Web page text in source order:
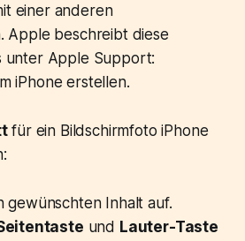
einer anderen
Apple beschreibt diese
unter Apple Support:
iPhone erstellen.
für ein Bildschirmfoto iPhone
gewünschten Inhalt auf.
und Lauter-Taste